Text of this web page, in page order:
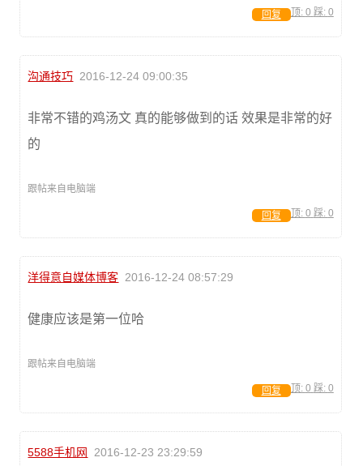
顶: 0 踩: 0
回复
沟通技巧 2016-12-24 09:00:35
非常不错的鸡汤文 真的能够做到的话 效果是非常的好
的
跟帖来自电脑端
顶: 0 踩: 0
回复
洋得意自媒体博客 2016-12-24 08:57:29
健康应该是第一位哈
跟帖来自电脑端
顶: 0 踩: 0
回复
5588手机网 2016-12-23 23:29:59